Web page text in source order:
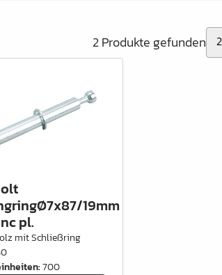
2 Produkte gefunden
19mm
pl.
mit Schließring
:700